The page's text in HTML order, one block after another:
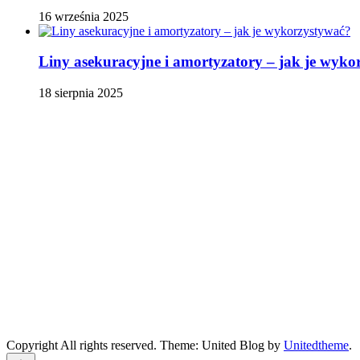
16 września 2025
Liny asekuracyjne i amortyzatory – jak je
18 sierpnia 2025
Copyright All rights reserved. Theme: United Blog by Unitedtheme.